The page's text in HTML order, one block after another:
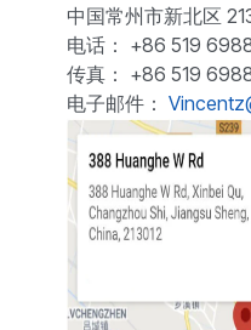
中国常州市新北区
电话： +86 519
传真： +86 519
电子邮件：